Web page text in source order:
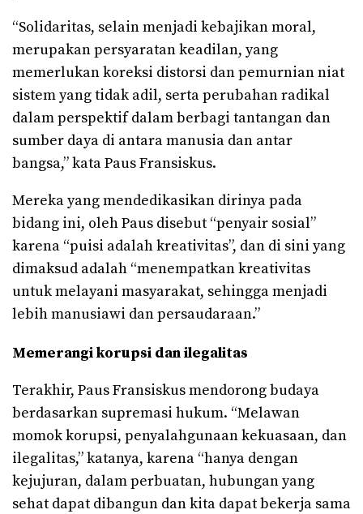
“Solidaritas, selain menjadi kebajikan moral,
merupakan persyaratan keadilan, yang
memerlukan koreksi distorsi dan pemurnian niat
sistem yang tidak adil, serta perubahan radikal
dalam perspektif dalam berbagi tantangan dan
sumber daya di antara manusia dan antar
bangsa,” kata Paus Fransiskus.
Mereka yang mendedikasikan dirinya pada
bidang ini, oleh Paus disebut “penyair sosial”
karena “puisi adalah kreativitas”, dan di sini yang
dimaksud adalah “menempatkan kreativitas
untuk melayani masyarakat, sehingga menjadi
lebih manusiawi dan persaudaraan.”
Memerangi korupsi dan ilegalitas
Terakhir, Paus Fransiskus mendorong budaya
berdasarkan supremasi hukum. “Melawan
momok korupsi, penyalahgunaan kekuasaan, dan
ilegalitas,” katanya, karena “hanya dengan
kejujuran, dalam perbuatan, hubungan yang
sehat dapat dibangun dan kita dapat bekerja sama